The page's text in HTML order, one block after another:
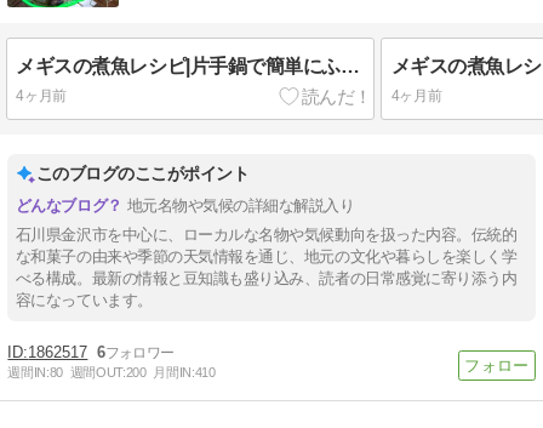
メギスの煮魚レシピ|片手鍋で簡単にふっくら！
4ヶ月前 4ヶ月前
このブログのここがポイント
地元名物や気候の詳細な解説入り
石川県金沢市を中心に、ローカルな名物や気候動向を扱った内容。伝統的
な和菓子の由来や季節の天気情報を通じ、地元の文化や暮らしを楽しく学
べる構成。最新の情報と豆知識も盛り込み、読者の日常感覚に寄り添う内
容になっています。
1862517 6
週間IN:80 週間OUT:200 月間IN:410